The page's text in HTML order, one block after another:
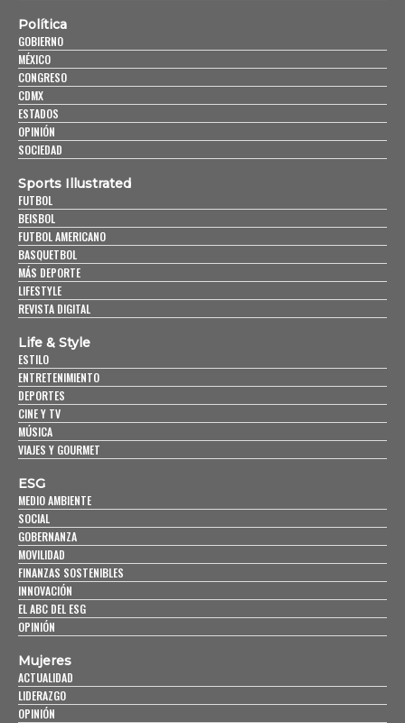
Política
GOBIERNO
MÉXICO
CONGRESO
CDMX
ESTADOS
OPINIÓN
SOCIEDAD
Sports Illustrated
FUTBOL
BEISBOL
FUTBOL AMERICANO
BASQUETBOL
MÁS DEPORTE
LIFESTYLE
REVISTA DIGITAL
Life & Style
ESTILO
ENTRETENIMIENTO
DEPORTES
CINE Y TV
MÚSICA
VIAJES Y GOURMET
ESG
MEDIO AMBIENTE
SOCIAL
GOBERNANZA
MOVILIDAD
FINANZAS SOSTENIBLES
INNOVACIÓN
EL ABC DEL ESG
OPINIÓN
Mujeres
ACTUALIDAD
LIDERAZGO
OPINIÓN